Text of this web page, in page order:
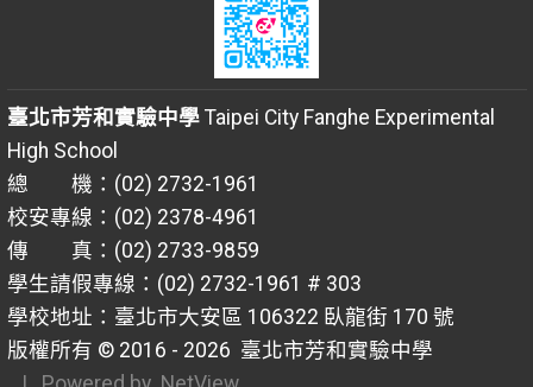
臺北市芳和實驗中學Taipei City Fanghe Experimental
High School
總 機：(02) 2732-1961
校安專線：(02) 2378-4961
傳 真：(02) 2733-9859
學生請假專線：(02) 2732-1961 # 303
學校地址：臺北市大安區 106322 臥龍街 170 號
版權所有 © 2016 - 2026 臺北市芳和實驗中學